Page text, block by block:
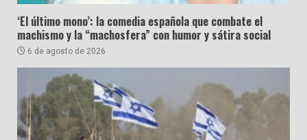
‘El último mono’: la comedia española que combate el
machismo y la “machosfera” con humor y sátira social
6 de agosto de 2026